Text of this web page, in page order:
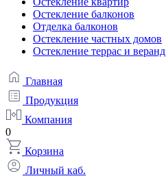
Остекление балконов
Отделка балконов
Остекление частных домов
Остекление террас и веранд
Главная
Продукция
Компания
0
Корзина
Личный каб.